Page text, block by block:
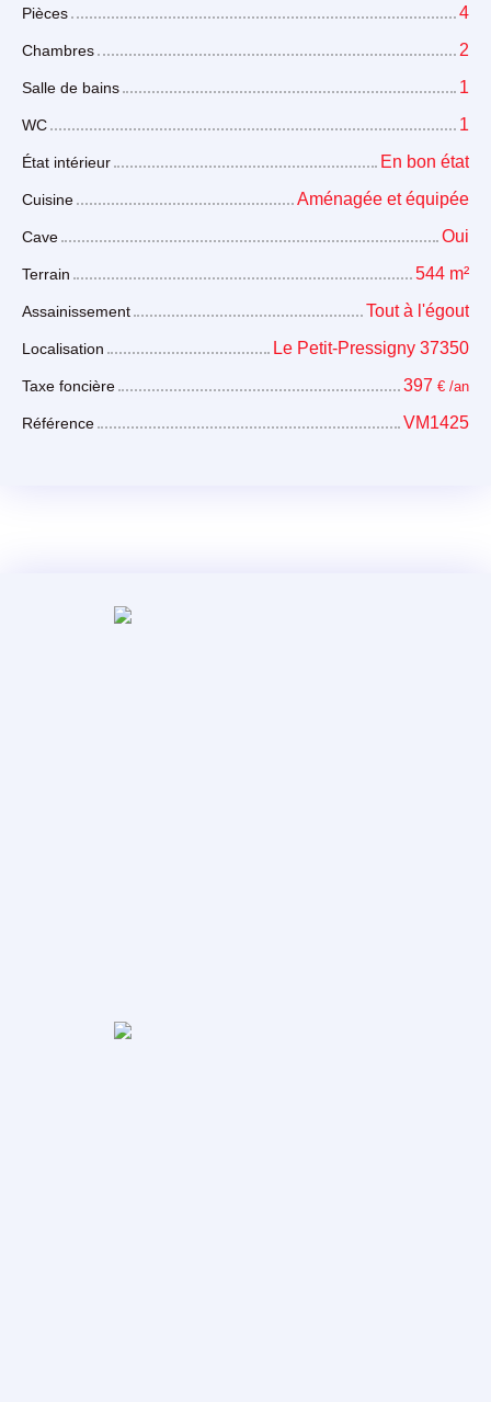
Pièces 4
Chambres 2
Salle de bains 1
WC 1
État intérieur En bon état
Cuisine Aménagée et équipée
Cave Oui
Terrain 544 m²
Assainissement Tout à l'égout
Localisation Le Petit-Pressigny 37350
Taxe foncière 397 € /an
Référence VM1425